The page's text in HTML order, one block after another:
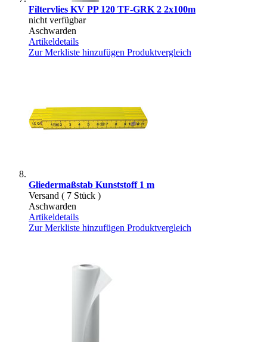
Filtervlies KV PP 120 TF-GRK 2 2x100m
nicht verfügbar
Aschwarden
Artikeldetails
Zur Merkliste hinzufügen Produktvergleich
Gliedermaßstab Kunststoff 1 m
Versand ( 7 Stück )
Aschwarden
Artikeldetails
Zur Merkliste hinzufügen Produktvergleich